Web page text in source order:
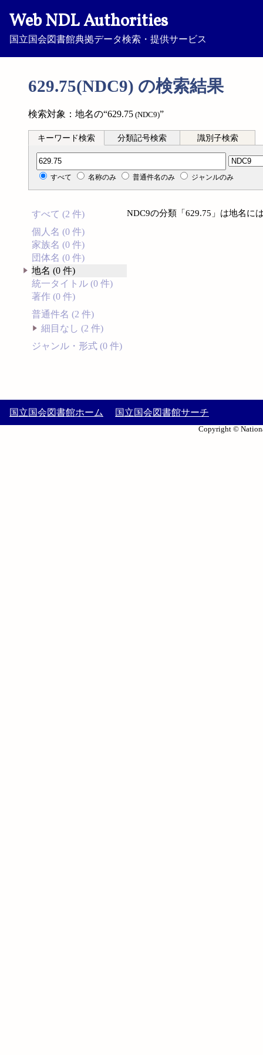
Web NDL Authorities
国立国会図書館典拠データ検索・提供サービス
629.75(NDC9) の検索結果
検索対象：地名の“629.75 (NDC9)”
キーワード検索 分類記号検索 識別子検索
分類記号検索
すべて 名称のみ 普通件名のみ ジャンルのみ
すべて (2 件)
個人名 (0 件)
家族名 (0 件)
団体名 (0 件)
地名 (0 件)
統一タイトル (0 件)
著作 (0 件)
普通件名 (2 件)
細目なし (2 件)
ジャンル・形式 (0 件)
NDC9の分類「629.75」は地名に
国立国会図書館ホーム 国立国会図書館サーチ
Copyright ©